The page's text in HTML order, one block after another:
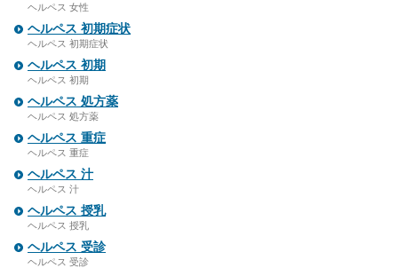
ヘルペス 女性
ヘルペス 初期症状
ヘルペス 初期症状
ヘルペス 初期
ヘルペス 初期
ヘルペス 処方薬
ヘルペス 処方薬
ヘルペス 重症
ヘルペス 重症
ヘルペス 汁
ヘルペス 汁
ヘルペス 授乳
ヘルペス 授乳
ヘルペス 受診
ヘルペス 受診